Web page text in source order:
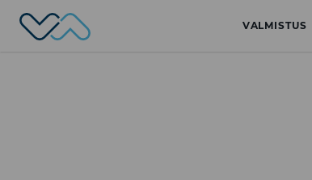
Valmet Automotive
VALMISTUS